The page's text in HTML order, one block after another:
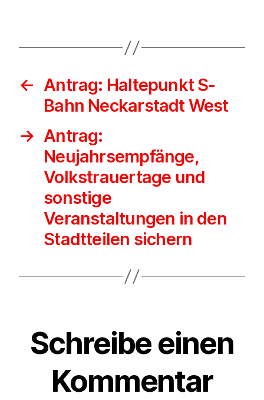
← Antrag: Haltepunkt S-
Bahn Neckarstadt West
→ Antrag:
Neujahrsempfänge,
Volkstrauertage und
sonstige
Veranstaltungen in den
Stadtteilen sichern
Schreibe einen
Kommentar